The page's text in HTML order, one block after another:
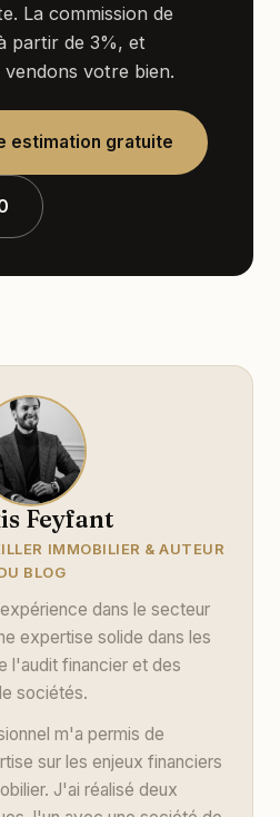
La commission de
partir de 3%, et
votre bien.
estimation gratuite
Feyfant
IMMOBILIER & AUTEUR
BLOG
dans le secteur
expertise solide dans les
l'audit financier et des
sociétés.
m'a permis de
sur les enjeux financiers
J'ai réalisé deux